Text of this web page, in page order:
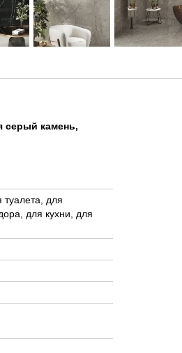
серый камень,
для
для кухни, для